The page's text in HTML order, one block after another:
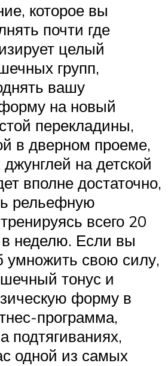
которое вы
почти где
целый
групп,
вашу
на новый
перекладины,
в дверном проеме,
на детской
вполне достаточно,
рельефную
всего 20
неделю. Если вы
умножить свою силу,
тонус и
форму в
программа,
подтягиваниях,
одной из самых